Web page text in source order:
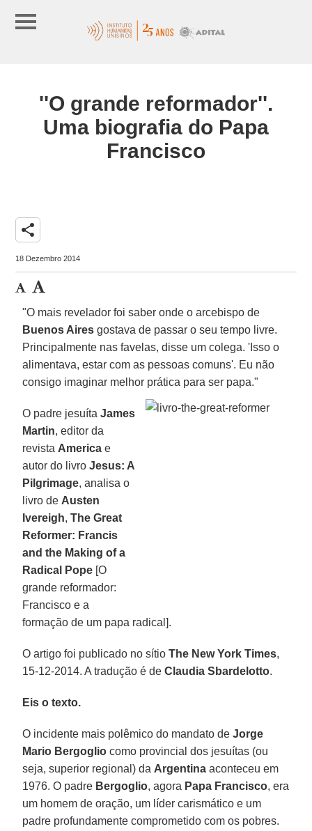
''O grande reformador''.
Uma biografia do Papa
Francisco
share
18 Dezembro 2014
"O mais revelador foi saber onde o arcebispo de
Buenos Aires gostava de passar o seu tempo livre.
Principalmente nas favelas, disse um colega. 'Isso o
alimentava, estar com as pessoas comuns'. Eu não
consigo imaginar melhor prática para ser papa."
O padre jesuítaJames
Martin, editor da
revista America e
autor do livroJesus: A
Pilgrimage, analisa o
livro de Austen
Ivereigh,The Great
Reformer: Francis
and the Making of a
Radical Pope [O
grande reformador:
Francisco e a
formação de um papa radical].
O artigo foi publicado no sítioThe New York Times,
15-12-2014. A tradução é deClaudia Sbardelotto.
Eis o texto.
O incidente mais polêmico do mandato deJorge
Mario Bergoglio como provincial dos jesuítas (ou
seja, superior regional) da Argentina aconteceu em
1976. O padre Bergoglio, agora Papa Francisco, era
um homem de oração, um líder carismático e um
padre profundamente comprometido com os pobres.